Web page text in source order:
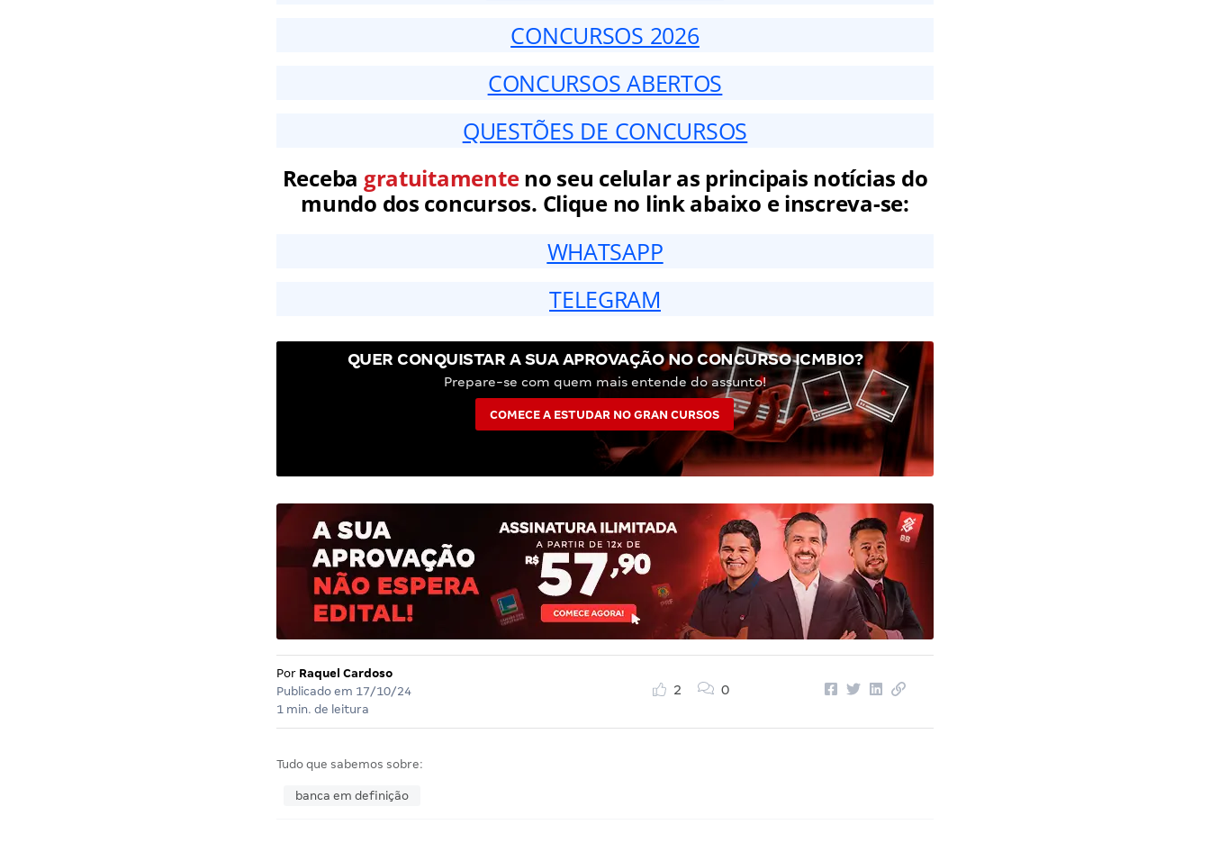
CONCURSOS 2026
CONCURSOS ABERTOS
QUESTÕES DE CONCURSOS
Receba gratuitamenteno seu celular as principais notícias do
mundo dos concursos. Clique no link abaixo e inscreva-se:
WHATSAPP
TELEGRAM
QUER CONQUISTAR A SUA APROVAÇÃO NO CONCURSO ICMBIO?
Prepare-se com quem mais entende do assunto!
COMECE A ESTUDAR NO GRAN CURSOS
Por Raquel Cardoso
Publicado em 17/10/24
1 min. de leitura
2 0
Tudo que sabemos sobre:
banca em definição